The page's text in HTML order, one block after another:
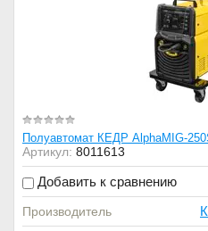
Полуавтомат КЕДР AlphaMIG-
Артикул: 8011613
Добавить к сравнению
Производитель